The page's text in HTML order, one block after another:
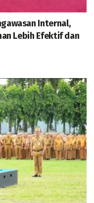
Internal,
Lebih Efektif dan